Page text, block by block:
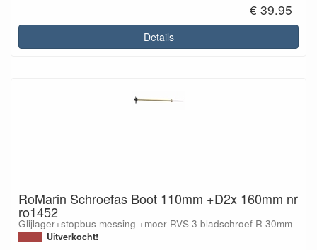
€ 39.95
Details
RoMarin Schroefas Boot 110mm +D2x 160mm nr
ro1452
Glijlager+stopbus messing +moer RVS 3 bladschroef R 30mm
Uitverkocht!